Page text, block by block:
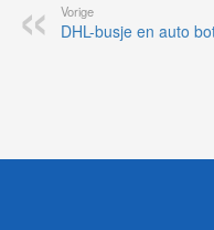
Vorige
DHL-busje en auto